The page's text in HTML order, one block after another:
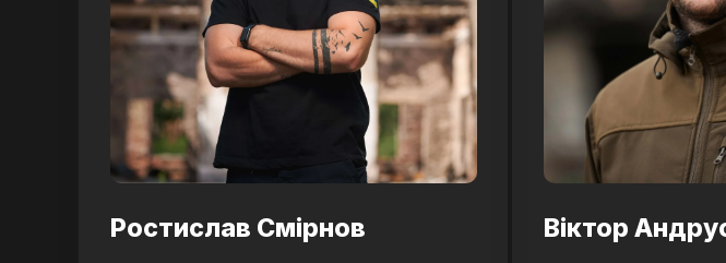
Ростислав Смірнов Віктор